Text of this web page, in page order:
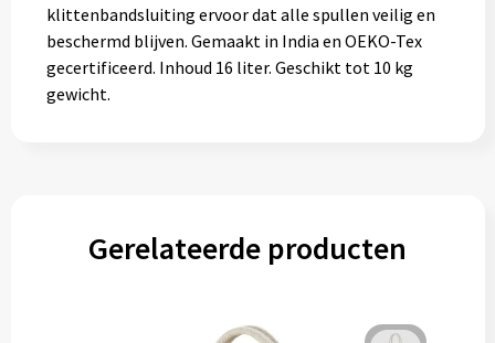
Verpakkingen
klittenbandsluiting ervoor dat alle spullen veilig en
beschermd blijven. Gemaakt in India en OEKO-Tex
gecertificeerd. Inhoud 16 liter. Geschikt tot 10 kg
gewicht.
Gerelateerde producten